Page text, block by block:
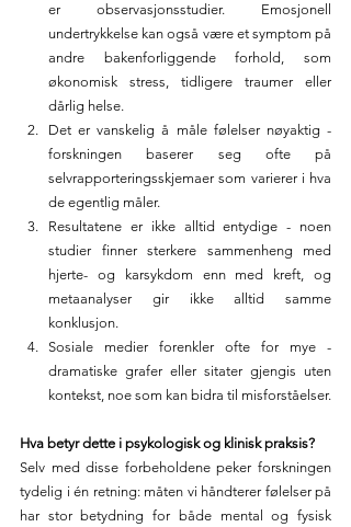
er observasjonsstudier. Emosjonell
undertrykkelse kan også være et symptom på
andre bakenforliggende forhold, som
økonomisk stress, tidligere traumer eller
dårlig helse.
Det er vanskelig å måle følelser nøyaktig -
forskningen baserer seg ofte på
selvrapporteringsskjemaer som varierer i hva
de egentlig måler.
Resultatene er ikke alltid entydige - noen
studier finner sterkere sammenheng med
hjerte- og karsykdom enn med kreft, og
metaanalyser gir ikke alltid samme
konklusjon.
Sosiale medier forenkler ofte for mye -
dramatiske grafer eller sitater gjengis uten
kontekst, noe som kan bidra til misforståelser.
Hva betyr dette i psykologisk og klinisk praksis?
Selv med disse forbeholdene peker forskningen
tydelig i én retning: måten vi håndterer følelser på
har stor betydning for både mental og fysisk